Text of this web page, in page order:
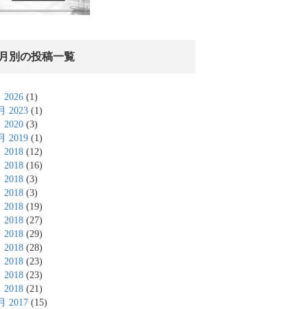
月別の投稿一覧
2026 (1)
2023 (1)
2020 (3)
2019 (1)
2018 (12)
2018 (16)
2018 (3)
2018 (3)
2018 (19)
2018 (27)
2018 (29)
2018 (28)
2018 (23)
2018 (23)
2018 (21)
2017 (15)